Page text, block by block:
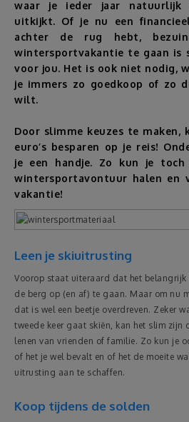
Thema's
Reviews
Reizen
Geldzaken
Thuis
Elektronica
Eten & Drinken
Mode & Verzorging
Korting
waar je ieder jaar natuurlijk
uitkijkt. Of je nu een
achter de rug hebt,
wintersportvakantie te gaan is
voor jou. Het is ook niet nodig,
je immers zo goedkoop of zo
wilt.
Door slimme keuzes te maken,
euro’s besparen op je reis!
je een handje. Zo kun je
wintersportavontuur halen en
vakantie!
Leen je skiuitrusting
Voorop staat uiteraard dat het
de berg op (en af) te gaan. Maar om nu
dat is wel een beetje overdreven. Zeker
tweede keer gaat skiën, kan het slim zijn
lenen van vrienden of familie. Zo kun je
of het je wel bevalt en of het de moeite
uitrusting aan te schaffen.
Koop tijdens de solden